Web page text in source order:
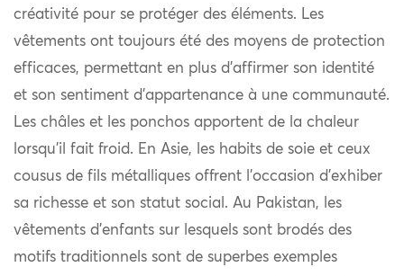
créativité pour se protéger des éléments. Les
vêtements ont toujours été des moyens de protection
efficaces, permettant en plus d’affirmer son identité
et son sentiment d’appartenance à une communauté.
Les châles et les ponchos apportent de la chaleur
lorsqu’il fait froid. En Asie, les habits de soie et ceux
cousus de fils métalliques offrent l’occasion d’exhiber
sa richesse et son statut social. Au Pakistan, les
vêtements d’enfants sur lesquels sont brodés des
motifs traditionnels sont de superbes exemples